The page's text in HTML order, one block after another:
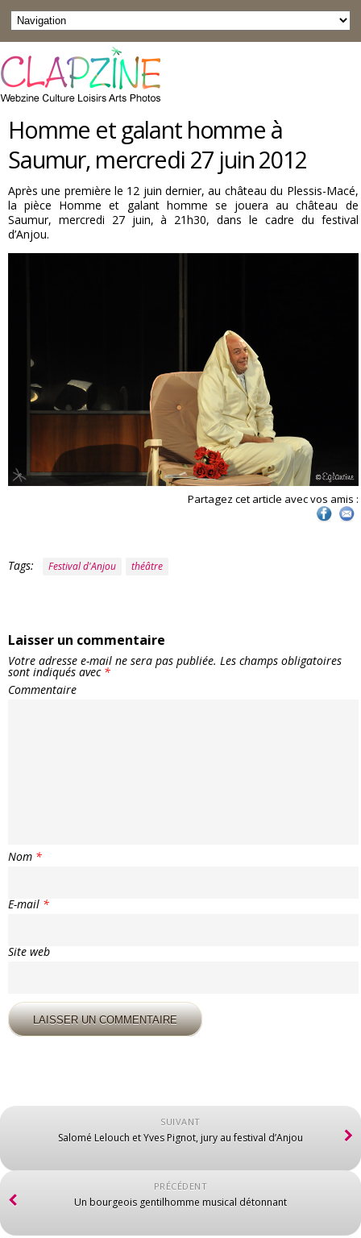
Homme et galant homme à
Saumur, mercredi 27 juin 2012
Après une première le 12 juin dernier, au château du Plessis-Macé,
la pièce Homme et galant homme se jouera au château de
Saumur, mercredi 27 juin, à 21h30, dans le cadre du festival
d’Anjou.
Partagez cet article avec vos amis :
Tags: Festival d'Anjou théâtre
Laisser un commentaire
Votre adresse e-mail ne sera pas publiée. Les champs obligatoires
sont indiqués avec *
Commentaire
Nom *
E-mail *
Site web
SUIVANT
Salomé Lelouch et Yves Pignot, jury au festival d’Anjou
PRÉCÉDENT
Un bourgeois gentilhomme musical détonnant